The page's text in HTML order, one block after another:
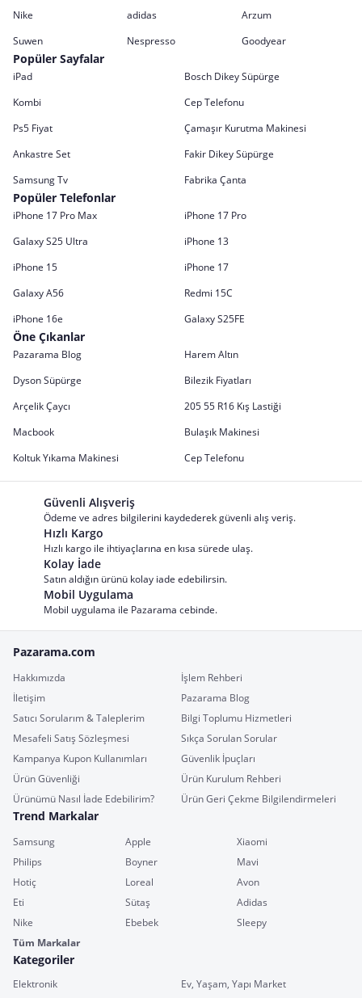
Nike adidas
Arzum
Suwen
Nespresso Goodyear
Popüler Sayfalar
iPad
Bosch Dikey Süpürge
Kombi
Cep Telefonu
Ps5 Fiyat
Çamaşır Kurutma Makinesi
Ankastre Set
Fakir Dikey Süpürge
Samsung Tv
Fabrika Çanta
Popüler Telefonlar
iPhone 17 Pro Max
iPhone 17 Pro
Galaxy S25 Ultra
iPhone 13
iPhone 15
iPhone 17
Galaxy A56
Redmi 15C
iPhone 16e
Galaxy S25FE
Öne Çıkanlar
Pazarama Blog
Harem Altın
Dyson Süpürge
Bilezik Fiyatları
Arçelik Çaycı
205 55 R16 Kış Lastiği
Macbook
Bulaşık Makinesi
Koltuk Yıkama Makinesi
Cep Telefonu
Güvenli Alışveriş
Ödeme ve adres bilgilerini kaydederek güvenli alış veriş.
Hızlı Kargo
Hızlı kargo ile ihtiyaçlarına en kısa sürede ulaş.
Kolay İade
Satın aldığın ürünü kolay iade edebilirsin.
Mobil Uygulama
Mobil uygulama ile Pazarama cebinde.
Pazarama.com
Hakkımızda
İşlem Rehberi
İletişim
Pazarama Blog
Satıcı Sorularım & Taleplerim
Bilgi Toplumu Hizmetleri
Mesafeli Satış Sözleşmesi
Sıkça Sorulan Sorular
Kampanya Kupon Kullanımları
Güvenlik İpuçları
Ürün Güvenliği
Ürün Kurulum Rehberi
Ürünümü Nasıl İade Edebilirim?
Ürün Geri Çekme Bilgilendirmeleri
Trend Markalar
Samsung Apple
Xiaomi
Philips
Boyner
Mavi
Hotiç
Loreal
Avon
Eti
Sütaş
Adidas
Nike
Ebebek
Sleepy
Tüm Markalar
Kategoriler
Elektronik
Ev, Yaşam, Yapı Market